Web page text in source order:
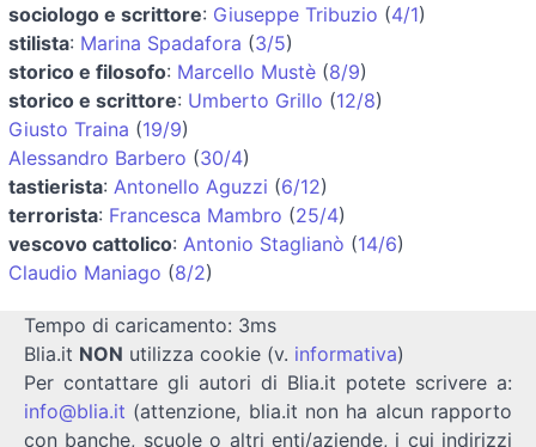
sociologo e scrittore: Giuseppe Tribuzio (4/1)
stilista: Marina Spadafora (3/5)
storico e filosofo: Marcello Mustè (8/9)
storico e scrittore: Umberto Grillo (12/8)
Giusto Traina (19/9)
Alessandro Barbero (30/4)
tastierista: Antonello Aguzzi (6/12)
terrorista: Francesca Mambro (25/4)
vescovo cattolico: Antonio Staglianò (14/6)
Claudio Maniago (8/2)
Tempo di caricamento: 3ms
Blia.it NON utilizza cookie (v. informativa)
Per contattare gli autori di Blia.it potete scrivere a:
info@blia.it (attenzione, blia.it non ha alcun rapporto
con banche, scuole o altri enti/aziende, i cui indirizzi